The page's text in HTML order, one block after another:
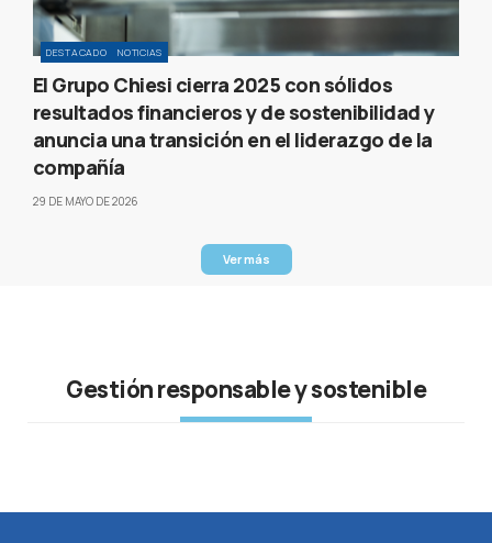
DESTACADO NOTICIAS
El Grupo Chiesi cierra 2025 con sólidos
resultados financieros y de sostenibilidad y
anuncia una transición en el liderazgo de la
compañía
29 DE MAYO DE 2026
Ver más
Gestión responsable y sostenible